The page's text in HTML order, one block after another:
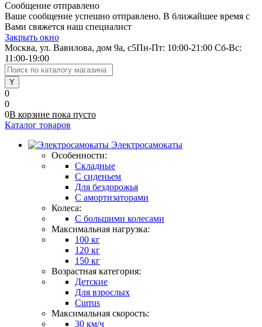
Сообщение отправлено
Ваше сообщение успешно отправлено. В ближайшее время с
Вами свяжется наш специалист
Закрыть окно
Москва, ул. Вавилова, дом 9а, с5Пн-Пт: 10:00-21:00 Сб-Вс:
11:00-19:00
0
0
0В корзине пока пусто
Каталог товаров
Электросамокаты
Особенности:
Складные
C сиденьем
Для бездорожья
С амортизаторами
Колеса:
С большими колесами
Максимальная нагрузка:
100 кг
120 кг
150 кг
Возрастная категория:
Детские
Для взрослых
Currus
Максимальная скорость:
30 км/ч